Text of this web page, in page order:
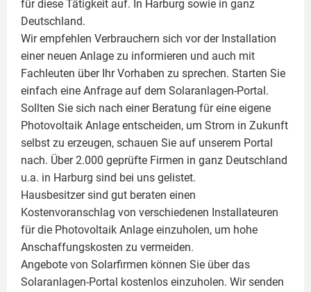
für diese Tätigkeit auf. In Harburg sowie in ganz
Deutschland.
Wir empfehlen Verbrauchern sich vor der Installation
einer neuen Anlage zu informieren und auch mit
Fachleuten über Ihr Vorhaben zu sprechen. Starten Sie
einfach eine Anfrage auf dem Solaranlagen-Portal.
Sollten Sie sich nach einer Beratung für eine eigene
Photovoltaik Anlage entscheiden, um Strom in Zukunft
selbst zu erzeugen, schauen Sie auf unserem Portal
nach. Über 2.000 geprüfte Firmen in ganz Deutschland
u.a. in Harburg sind bei uns gelistet.
Hausbesitzer sind gut beraten einen
Kostenvoranschlag von verschiedenen Installateuren
für die Photovoltaik Anlage einzuholen, um hohe
Anschaffungskosten zu vermeiden.
Angebote von Solarfirmen können Sie über das
Solaranlagen-Portal kostenlos einzuholen. Wir senden